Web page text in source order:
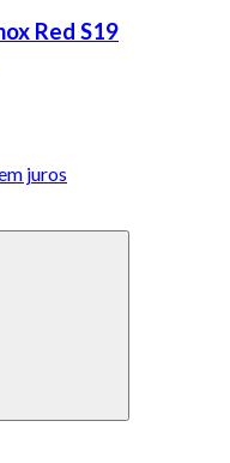
Red S19
juros